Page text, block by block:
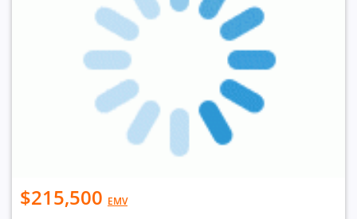
$215,500 EMV